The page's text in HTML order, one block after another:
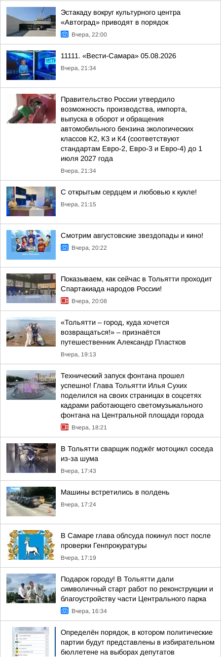
Эстакаду вокруг культурного центра
«Автоград» приводят в порядок
Вчера, 22:00
11111. «Вести-Самара» 05.08.2026
Вчера, 21:34
Правительство России утвердило
возможность производства, импорта,
выпуска в оборот и обращения
автомобильного бензина экологических
классов К2, К3 и К4 (соответствуют
стандартам Евро-2, Евро-3 и Евро-4) до 1
июля 2027 года
Вчера, 21:34
С открытым сердцем и любовью к кукле!
Вчера, 21:15
Смотрим августовские звездопады и кино!
Вчера, 20:22
Показываем, как сейчас в Тольятти проходит
Спартакиада народов России!
Вчера, 20:08
«Тольятти – город, куда хочется
возвращаться!» – признаётся
путешественник Александр Пластков
Вчера, 19:13
Технический запуск фонтана прошел
успешно! Глава Тольятти Илья Сухих
поделился на своих страницах в соцсетях
кадрами работающего светомузыкального
фонтана на Центральной площади города
Вчера, 18:21
В Тольятти сварщик поджёг мотоцикл соседа
из-за шума
Вчера, 17:43
Машины встретились в полдень
Вчера, 17:24
В Самаре глава облсуда покинул пост после
проверки Генпрокуратуры
Вчера, 17:19
Подарок городу! В Тольятти дали
символичный старт работ по реконструкции и
благоустройству части Центрального парка
Вчера, 16:34
Определён порядок, в котором политические
партии будут представлены в избирательном
бюллетене на выборах депутатов